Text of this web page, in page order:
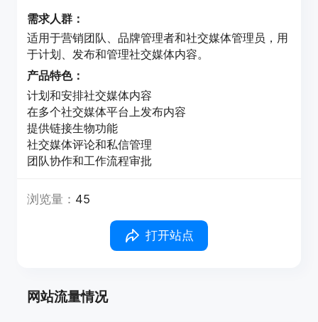
需求人群：
适用于营销团队、品牌管理者和社交媒体管理员，用
于计划、发布和管理社交媒体内容。
产品特色：
计划和安排社交媒体内容
在多个社交媒体平台上发布内容
提供链接生物功能
社交媒体评论和私信管理
团队协作和工作流程审批
浏览量： 45
打开站点
网站流量情况